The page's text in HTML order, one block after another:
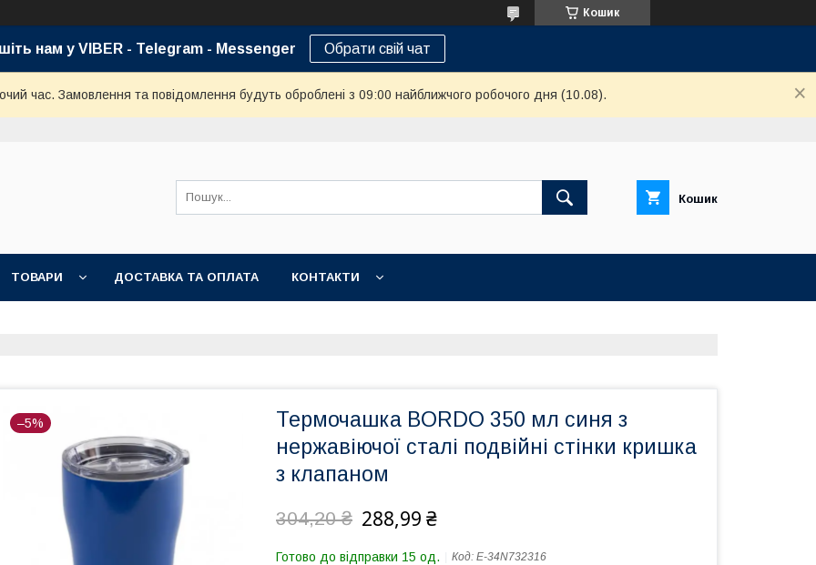
Кошик
нам у VIBER - Telegram - Messenger Обрати свій чат
час. Замовлення та повідомлення будуть оброблені з 09:00 найближчого робочого дня (10.08).
Кошик
ТОВАРИ ДОСТАВКА ТА ОПЛАТА КОНТАКТИ
–5%
Термочашка BORDO 350 мл синя з
нержавіючої сталі подвійні стінки кришка
з клапаном
304,20 ₴ 288,99 ₴
Готово до відправки 15 од. Код: Е-34N732316